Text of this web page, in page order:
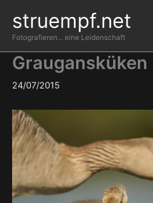
Inhalt
springen
struempf.net
Fotografieren... eine Leidenschaft
Graugansküken
24/07/2015